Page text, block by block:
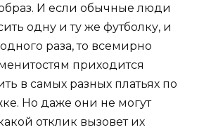
И если обычные люди
одну и ту же футболку, и
раза, то всемирно
приходится
в самых разных платьях по
Но даже они не могут
отклик вызовет их